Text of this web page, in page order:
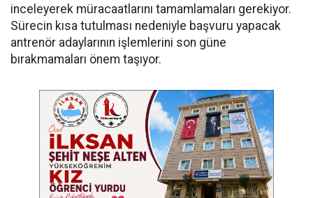
inceleyerek müracaatlarını tamamlamaları gerekiyor.
Sürecin kısa tutulması nedeniyle başvuru yapacak
antrenör adaylarının işlemlerini son güne
bırakmamaları önem taşıyor.